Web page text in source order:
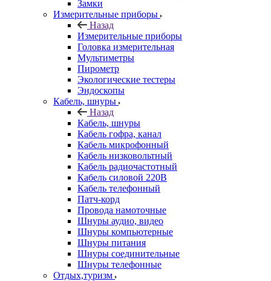
Замки
Измерительные приборы
Назад
Измерительные приборы
Головка измерительная
Мультиметры
Пирометр
Экологические тестеры
Эндоскопы
Кабель, шнуры
Назад
Кабель, шнуры
Кабель гофра, канал
Кабель микрофонный
Кабель низковольтный
Кабель радиочастотный
Кабель силовой 220В
Кабель телефонный
Патч-корд
Провода намоточные
Шнуры аудио, видео
Шнуры компьютерные
Шнуры питания
Шнуры соединительные
Шнуры телефонные
Отдых,туризм